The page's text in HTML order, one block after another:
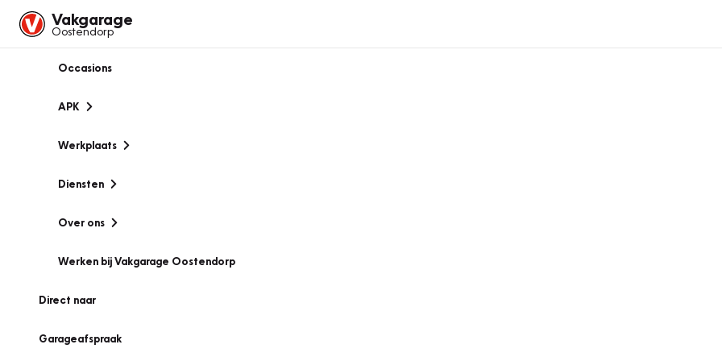
Vakgarage
Oostendorp
Occasions
APK
Werkplaats
Diensten
Over ons
Werken bij Vakgarage Oostendorp
Direct naar
Garageafspraak